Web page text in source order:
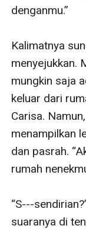
denganmu.”
Kalimatnya
menyejukkan.
mungkin saja
keluar dari
Carisa.
menampilkan
dan pasrah.
rumah
“S---
suaranya di